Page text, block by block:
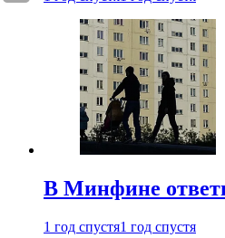
В Минфине
1 год спустя1 год спустя